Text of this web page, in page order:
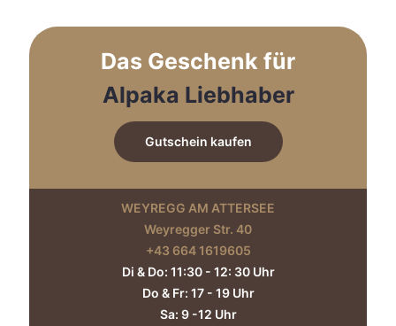
Das Geschenk für
Alpaka Liebhaber
Gutschein kaufen
WEYREGG AM ATTERSEE
Weyregger Str. 40
+43 664 1619605‬
Di & Do: 11:30 - 12: 30 Uhr
Do & Fr: 17 - 19 Uhr
Sa: 9 -12 Uhr